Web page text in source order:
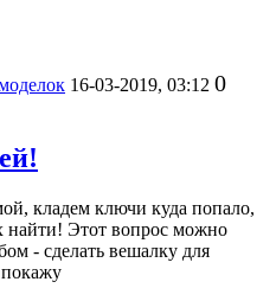
16-03-2019, 03:12 0
кладем ключи куда попало,
найти! Этот вопрос можно
- сделать вешалку для